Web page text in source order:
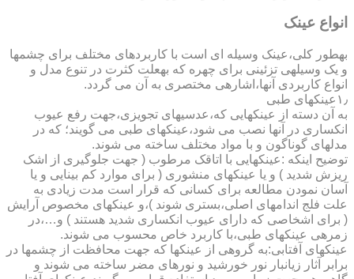
انواع عینک
به­طور کلی،عینک وسیله ای است با کاربردهای مختلف برای چشمها
و یک وسیله­ی تزئینی برای چهره که به­علت کثرت در تنوع مدل و
انواع کاربردی آنها،اشاره­ی مختصری به آن می گردد.
۱٫عینکهای طبی
به آن دسته از عینکهایی که،عدسیهای تجویزی،جهت رفع عیوب
انکساری در آنها نصب می شود،عینکهای طبی می گویند؛ که در
مدلهای گوناگون و با مواد مختلف ساخته می شوند.
توضیح اینکه :عینکهایی با اتاقک مرطوب ( جهت جلوگیری از اشک
ریزش شدید ) و یا عینکهای منشوری ( برای موارد کم بینایی و یا
آسان نمودن مطالعه برای کسانی که قرار است مدت زیادی به
علت فلج اندامهای اصلی،بستری شوند )،و عینکهای مخصوص آرایش
( برای اشخاصی که دارای عیوب انکساری شدید هستند ) و…،در
زمره­ی عینکهای طبی،با کاربرد خاص محسوب می شوند.
عینکهای آفتابی:به گروهی از عینکها که جهت محافظت از چشمها در
برابر آثار زیانبار نور خورشید و نورهای مضر ساخته می شوند و